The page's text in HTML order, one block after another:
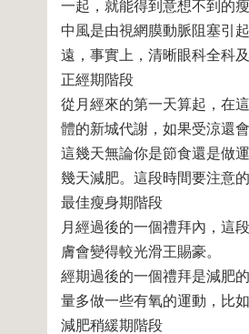
一起，就能得到意想不到的
中風是由視網膜動脈阻塞引
遠，事實上，清晰眼科全科
正經期階段
從月經來的第一天算起，在
體的新城代謝，如果受涼還
這幾天無論你是節食還是做
幾天減肥。這段時間要注意
最佳瘦身期階段
月經過後的一個禮拜內，這
膚會變得較光滑王賜豪。
經期過後的一個禮拜是減肥
量多做一些有氧的運動，比
減肥稍緩期階段